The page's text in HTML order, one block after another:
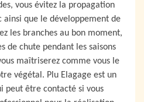
vous évitez la propagation
ainsi que le développement de
les branches au bon moment,
de chute pendant les saisons
maîtriserez comme vous le
végétal. Plu Elagage est un
peut être contacté si vous